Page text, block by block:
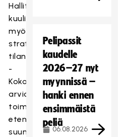
Hallitus
kuuli
myös
strategiamittareiden
tilannekatsauksen.
-
Kokonaisuutena
arvioiden
toimintamme
etenee
suunnitellusti.
Pelipassit
kaudelle
2026–27 nyt
myynnissä –
hanki ennen
ensimmäistä
peliä
06.08.2026